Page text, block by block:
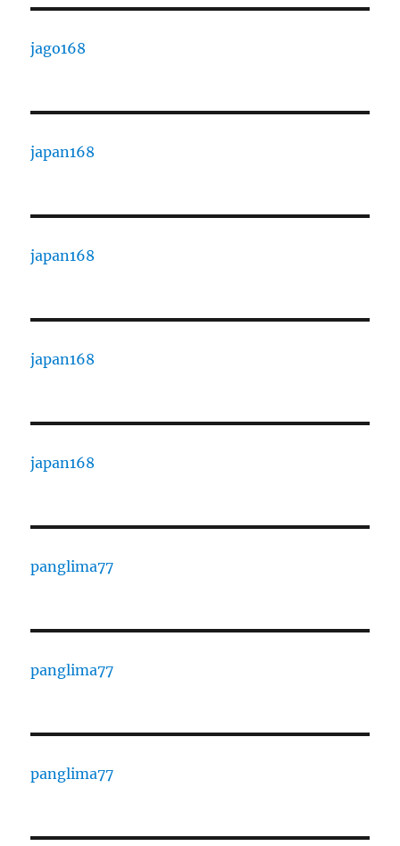
jago168
japan168
japan168
japan168
japan168
panglima77
panglima77
panglima77